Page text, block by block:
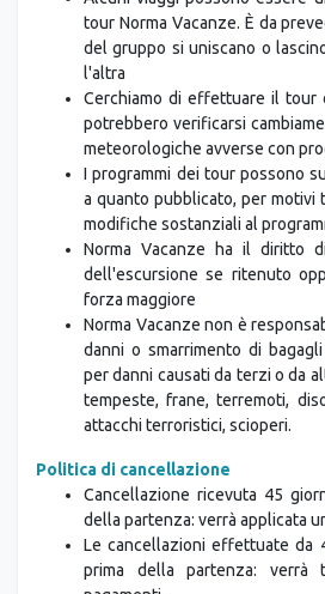
momento della prenotazione
Alcuni viaggi possono essere
tour Norma Vacanze. È da
del gruppo si uniscano o
l'altra
Cerchiamo di effettuare il tour
potrebbero verificarsi
meteorologiche avverse con
I programmi dei tour possono
a quanto pubblicato, per motivi
modifiche sostanziali al
Norma Vacanze ha il diritto
dell'escursione se ritenuto
forza maggiore
Norma Vacanze non è
danni o smarrimento di
per danni causati da terzi o da
tempeste, frane, terremoti,
attacchi terroristici, scioperi.
Politica di cancellazione
Cancellazione ricevuta 45
della partenza: verrà applicata
Le cancellazioni effettuate da